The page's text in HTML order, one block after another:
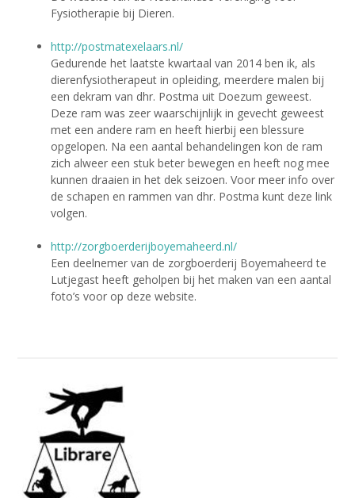
Fysiotherapie bij Dieren.
http://postmatexelaars.nl/
Gedurende het laatste kwartaal van 2014 ben ik, als
dierenfysiotherapeut in opleiding, meerdere malen bij
een dekram van dhr. Postma uit Doezum geweest.
Deze ram was zeer waarschijnlijk in gevecht geweest
met een andere ram en heeft hierbij een blessure
opgelopen. Na een aantal behandelingen kon de ram
zich alweer een stuk beter bewegen en heeft nog mee
kunnen draaien in het dek seizoen. Voor meer info over
de schapen en rammen van dhr. Postma kunt deze link
volgen.
http://zorgboerderijboyemaheerd.nl/
Een deelnemer van de zorgboerderij Boyemaheerd te
Lutjegast heeft geholpen bij het maken van een aantal
foto’s voor op deze website.